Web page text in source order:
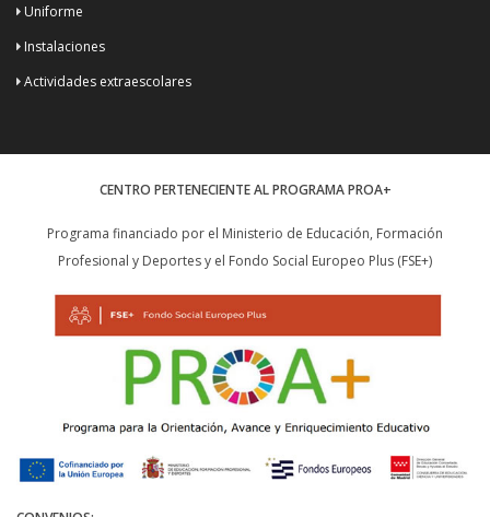
Uniforme
Instalaciones
Actividades extraescolares
CENTRO PERTENECIENTE AL PROGRAMA PROA+
Programa financiado por el Ministerio de Educación, Formación
Profesional y Deportes y el Fondo Social Europeo Plus (FSE+)